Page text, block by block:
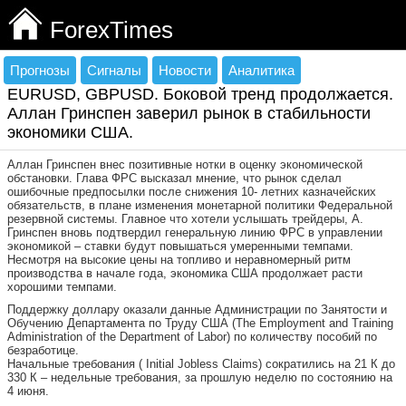
ForexTimes
Прогнозы Сигналы Новости Аналитика
EURUSD, GBPUSD. Боковой тренд продолжается.
Аллан Гринспен заверил рынок в стабильности
экономики США.
Аллан Гринспен внес позитивные нотки в оценку экономической
обстановки. Глава ФРС высказал мнение, что рынок сделал
ошибочные предпосылки после снижения 10- летних казначейских
обязательств, в плане изменения монетарной политики Федеральной
резервной системы. Главное что хотели услышать трейдеры, А.
Гринспен вновь подтвердил генеральную линию ФРС в управлении
экономикой – ставки будут повышаться умеренными темпами.
Несмотря на высокие цены на топливо и неравномерный ритм
производства в начале года, экономика США продолжает расти
хорошими темпами.
Поддержку доллару оказали данные Администрации по Занятости и
Обучению Департамента по Труду США (The Employment and Training
Administration of the Department of Labor) по количеству пособий по
безработице.
Начальные требования ( Initial Jobless Claims) сократились на 21 К до
330 К – недельные требования, за прошлую неделю по состоянию на
4 июня.